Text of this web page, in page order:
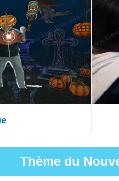
Thème du